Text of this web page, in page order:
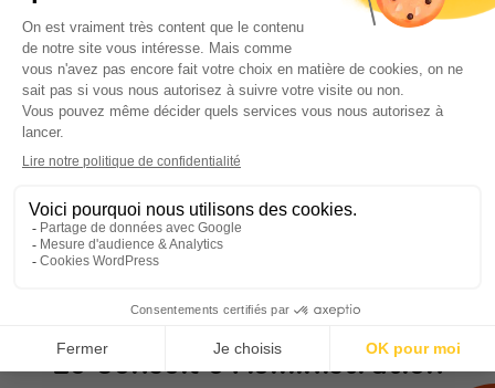
Nos prestations
L’Assemblée Générale
Le Conseil d’Administration